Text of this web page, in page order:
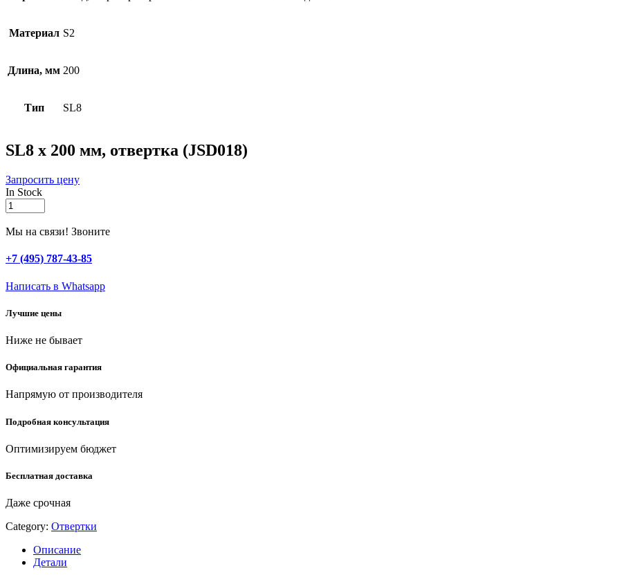
Материал S2
Длина, мм 200
Тип SL8
SL8 х 200 мм, отвертка (JSD018)
Запросить цену
In Stock
SL8
х
200
отвертка
(JSD018)
Мы на связи! Звоните
+7 (495) 787-43-85
Написать в Whatsapp
Лучшие цены
Ниже не бывает
Официальная гарантия
Напрямую от производителя
Подробная консультация
Оптимизируем бюджет
Бесплатная доставка
Даже срочная
Category: Отвертки
Описание
Детали